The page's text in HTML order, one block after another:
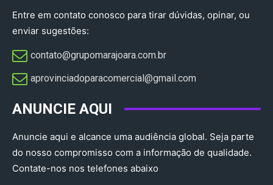
Entre em contato conosco para tirar dúvidas, opinar, ou
enviar sugestões:
contato@grupomarajoara.com.br
aprovinciadoparacomercial@gmail.com​
ANUNCIE AQUI
Anuncie aqui e alcance uma audiência global. Seja parte
do nosso compromisso com a informação de qualidade.
Contate-nos nos telefones abaixo